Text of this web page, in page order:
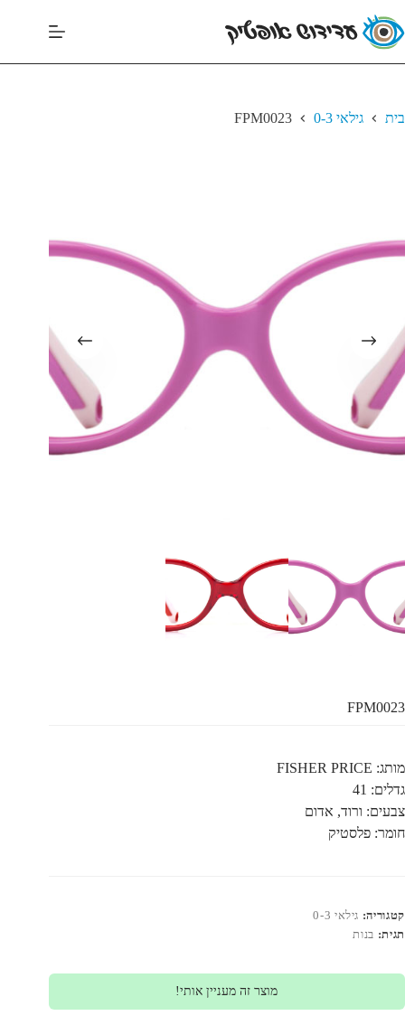
בית גילאי 0-3 FPM0023
FPM0023
מותג: FISHER PRICE
גדלים: 41
צבעים: ורוד, אדום
חומר: פלסטיק
קטגוריה: גילאי 0-3
תגית: בנות
מוצר זה מעניין אותי!